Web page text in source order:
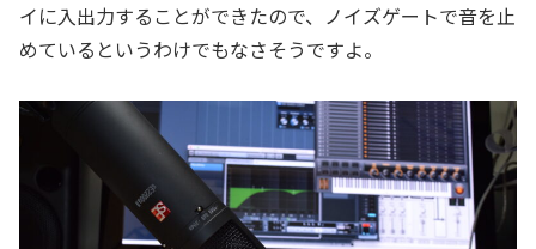
イに入出力することができたので、ノイズゲートで音を止
めているというわけでもなさそうですよ。